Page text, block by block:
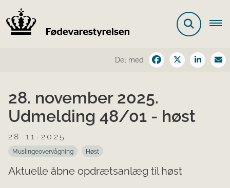
Del med
28. november 2025.
Udmelding 48/01 - høst
28-11-2025
Muslingeovervågning Høst
Aktuelle åbne opdrætsanlæg til høst